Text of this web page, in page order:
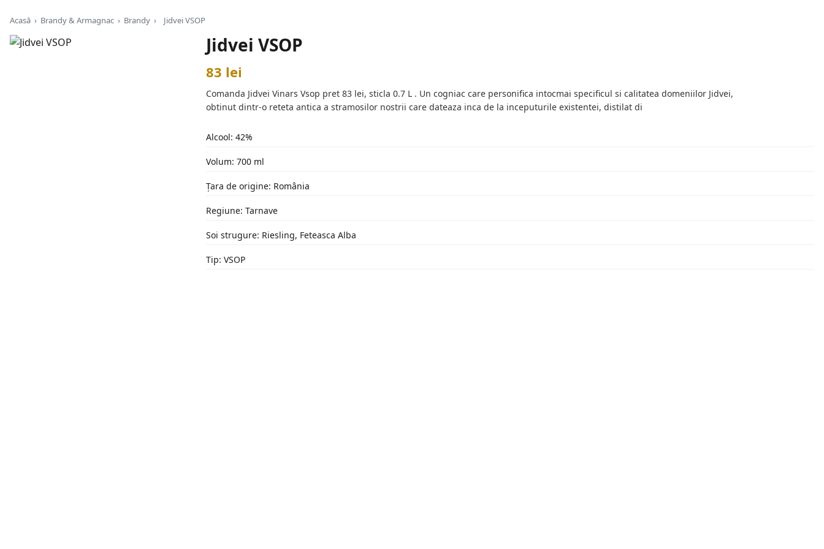
Acasă › Brandy & Armagnac › Brandy › Jidvei VSOP
Jidvei VSOP
83 lei
Comanda Jidvei Vinars Vsop pret 83 lei, sticla 0.7 L . Un cogniac care personifica intocmai specificul si calitatea domeniilor Jidvei,
obtinut dintr-o reteta antica a stramosilor nostrii care dateaza inca de la inceputurile existentei, distilat di
Alcool: 42%
Volum: 700 ml
Țara de origine: România
Regiune: Tarnave
Soi strugure: Riesling, Feteasca Alba
Tip: VSOP